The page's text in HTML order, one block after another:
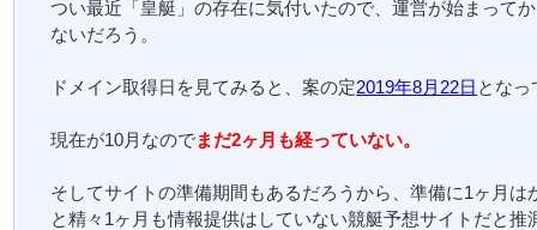
つい最近「皇艇」の存在に気付いたので、運営が始まって
ないだろう。
ドメイン取得日を見てみると、案の定2019年8月22日 となっ
現在が10月なのでまだ2ヶ月も経っていない。
そしてサイトの準備期間もあるだろうから、準備に1ヶ月は
と精々1ヶ月も情報提供はしていない競艇予想サイトだと推